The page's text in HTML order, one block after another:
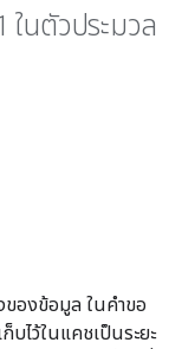
นตัวประมวล
ของข้อมูล ในคำขอ
บไว้ในแคชเป็นระยะ